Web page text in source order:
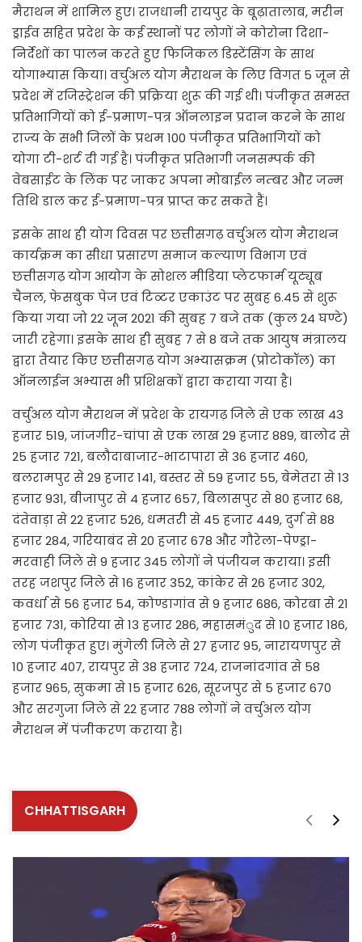
मैराथन में शामिल हुए। राजधानी रायपुर के बूढ़ातालाब, मरीन
ड्राईव सहित प्रदेश के कई स्थानों पर लोगों ने कोरोना दिशा-
निर्देशों का पालन करते हुए फिजिकल डिस्टेंसिंग के साथ
योगाभ्यास किया। वर्चुअल योग मैराथन के लिए विगत 5 जून से
प्रदेश में रजिस्ट्रेशन की प्रक्रिया शुरू की गई थी। पंजीकृत समस्त
प्रतिभागियों को ई-प्रमाण-पत्र ऑनलाइन प्रदान करने के साथ
राज्य के सभी जिलों के प्रथम 100 पंजीकृत प्रतिभागियों को
योगा टी-शर्ट दी गई है। पंजीकृत प्रतिभागी जनसम्पर्क की
वेबसाईट के लिंक पर जाकर अपना मोबाईल नम्बर और जन्म
तिथि डाल कर ई-प्रमाण-पत्र प्राप्त कर सकते हैं।
इसके साथ ही योग दिवस पर छत्तीसगढ़ वर्चुअल योग मैराथन
कार्यक्रम का सीधा प्रसारण समाज कल्याण विभाग एवं
छत्तीसगढ़ योग आयोग के सोशल मीडिया प्लेटफार्म यूट्यूब
चैनल, फेसबुक पेज एवं टिव्टर एकाउंट पर सुबह 6.45 से शुरू
किया गया जो 22 जून 2021 की सुबह 7 बजे तक (कुल 24 घण्टे)
जारी रहेगा। इसके साथ ही सुबह 7 से 8 बजे तक आयुष मंत्रालय
द्वारा तैयार किए छत्तीसगढ़ योग अभ्यासक्रम (प्रोटोकॉल) का
ऑनलाईन अभ्यास भी प्रशिक्षकों द्वारा कराया गया है।
वर्चुअल योग मैराथन में प्रदेश के रायगढ़ जिले से एक लाख 43
हजार 519, जांजगीर-चांपा से एक लाख 29 हजार 889, बालोद से
25 हजार 721, बलौदाबाजार-भाटापारा से 36 हजार 460,
बलरामपुर से 29 हजार 141, बस्तर से 59 हजार 55, बेमेतरा से 13
हजार 931, बीजापुर से 4 हजार 657, बिलासपुर से 80 हजार 68,
दंतेवाड़ा से 22 हजार 526, धमतरी से 45 हजार 449, दुर्ग से 88
हजार 284, गरियाबंद से 20 हजार 678 और गौरेला-पेण्ड्रा-
मरवाही जिले से 9 हजार 345 लोगों ने पंजीयन कराया। इसी
तरह जशपुर जिले से 16 हजार 352, कांकेर से 26 हजार 302,
कवर्धा से 56 हजार 54, कोण्डागांव से 9 हजार 686, कोरबा से 21
हजार 731, कोरिया से 13 हजार 286, महासमंुद से 10 हजार 186,
लोग पंजीकृत हुए। मुंगेली जिले से 27 हजार 95, नारायणपुर से
10 हजार 407, रायपुर से 38 हजार 724, राजनांदगांव से 58
हजार 965, सुकमा से 15 हजार 626, सूरजपुर से 5 हजार 670
और सरगुजा जिले से 22 हजार 788 लोगों ने वर्चुअल योग
मैराथन में पंजीकरण कराया है।
CHHATTISGARH